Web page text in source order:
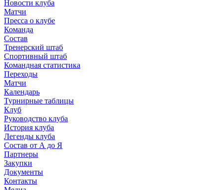
Новости клуба
Матчи
Пресса о клубе
Команда
Состав
Тренерский штаб
Спортивный штаб
Командная статистика
Переходы
Матчи
Календарь
Турнирные таблицы
Клуб
Руководство клуба
История клуба
Легенды клуба
Состав от А до Я
Партнеры
Закупки
Документы
Контакты